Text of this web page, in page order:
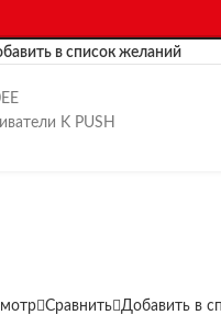
в список желаний
K PUSH
Сравнить Добавить в